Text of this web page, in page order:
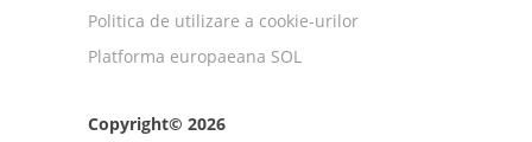
Politica de utilizare a cookie-urilor
Platforma europaeana SOL
Copyright© 2026